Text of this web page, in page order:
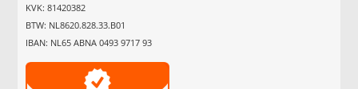
KVK: 81420382
BTW: NL8620.828.33.B01
IBAN: NL65 ABNA 0493 9717 93